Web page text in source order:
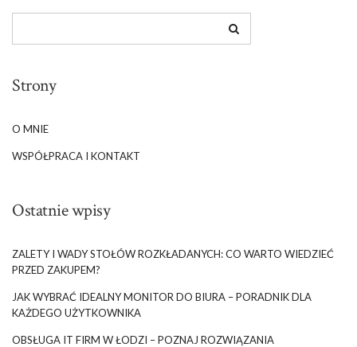
Strony
O MNIE
WSPÓŁPRACA I KONTAKT
Ostatnie wpisy
ZALETY I WADY STOŁÓW ROZKŁADANYCH: CO WARTO WIEDZIEĆ
PRZED ZAKUPEM?
JAK WYBRAĆ IDEALNY MONITOR DO BIURA – PORADNIK DLA
KAŻDEGO UŻYTKOWNIKA
OBSŁUGA IT FIRM W ŁODZI – POZNAJ ROZWIĄZANIA